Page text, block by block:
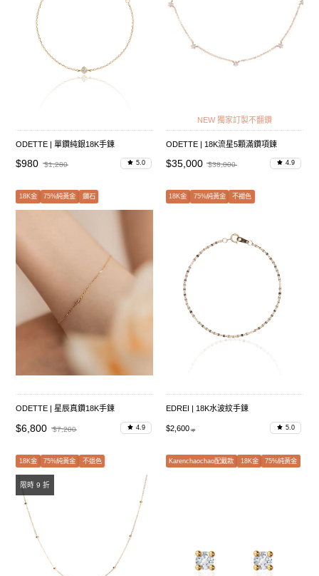
ODETTE | 單鑽純銀18K手鍊
$980 $1,280 5.0
NEW 獨家訂製不翻鑽
ODETTE | 18K流星5顆滿鑽項鍊
$35,000 $38,000 4.9
18K金 75%純黃金 鑽石
ODETTE | 星辰真鑽18K手鍊
$6,800 $7,200 4.9
18K金 75%純黃金 不褪色
EDREI | 18K水波紋手鍊
$2,600 5.0
限時 9 折
18K金 75%純黃金 不退色 Karenchaochao配戴款 18K金 75%純黃金